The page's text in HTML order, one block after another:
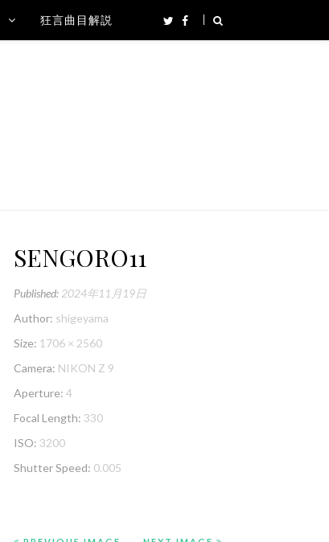
狂言曲目解説
SENGORO11
Published: 2024年11月19日
Author: shigeyama
Size: 1706 × 2560
Camera: NIKON Z 9
Aperture: 4
Focal Length: 330
ISO: 3200
Shutter Speed: 0.005